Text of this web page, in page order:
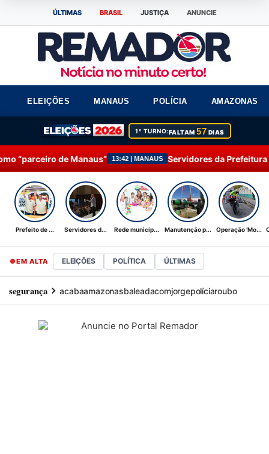
ÚLTIMAS BRASIL JUSTIÇA ANUNCIE
ELEIÇÕES MANAUS POLÍCIA AMAZONAS
1º TURNO:FALTAM57 DIAS
13:42 | MANAUS Servidores da Prefeitura de Manaus
Prefeito de ... Servidores d... Rede municip... Manutenção p... Operação ‘Mo...
EM ALTA ELEIÇÕES POLÍTICA ÚLTIMAS
segurança acabaamazonasbaleadacomjorgepolíciaroubo